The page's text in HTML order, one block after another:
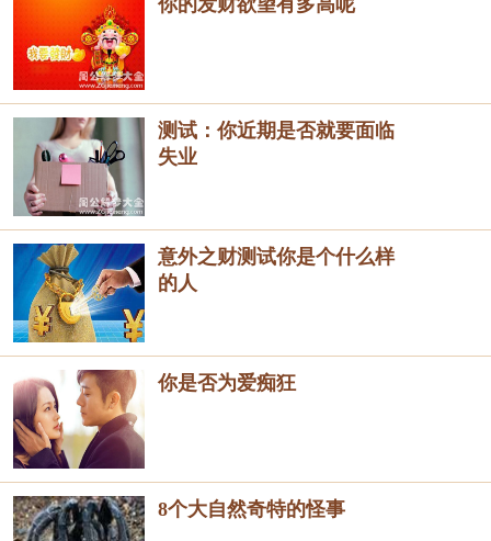
你的发财欲望有多高呢
测试：你近期是否就要面临
失业
意外之财测试你是个什么样
的人
你是否为爱痴狂
8个大自然奇特的怪事